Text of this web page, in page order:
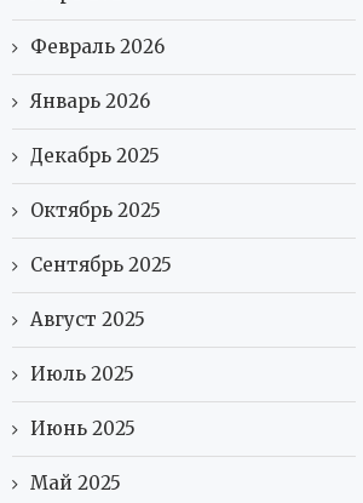
Февраль 2026
Январь 2026
Декабрь 2025
Октябрь 2025
Сентябрь 2025
Август 2025
Июль 2025
Июнь 2025
Май 2025